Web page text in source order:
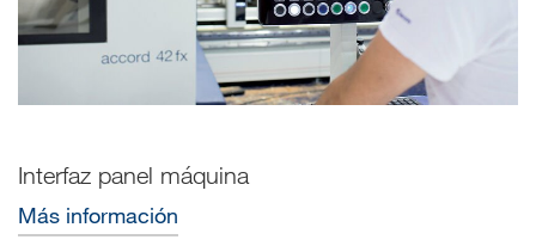
Interfaz panel máquina
Más información